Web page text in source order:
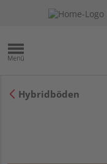
Hybridböden